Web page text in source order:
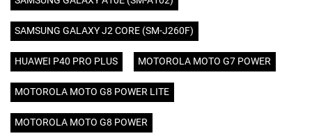
SAMSUNG GALAXY J2 CORE (SM-J260F)
HUAWEI P40 PRO PLUS MOTOROLA MOTO G7 POWER
MOTOROLA MOTO G8 POWER LITE
MOTOROLA MOTO G8 POWER